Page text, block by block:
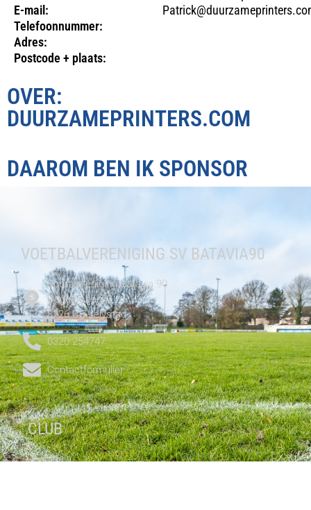
E-mail:
Telefoonnummer:
Adres:
Postcode + plaats:
OVER:
DUURZAMEPRINTERS.COM
DAAROM BEN IK SPONSOR
VOETBALVERENIGING SV BATAVIA90
Sportvereniging Batavia 90
Doggersbank3
8226 CE Lelystad
0320 254747
Contactformulier
CLUB
Media